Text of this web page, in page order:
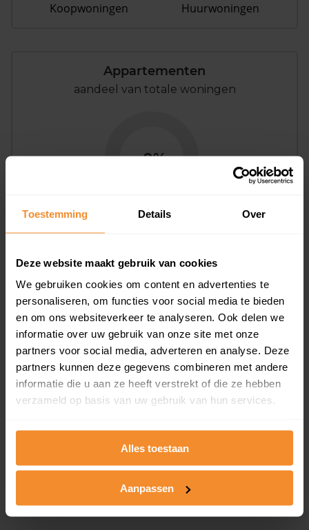
Toestemming Details Over
Deze website maakt gebruik van cookies
We gebruiken cookies om content en advertenties te
personaliseren, om functies voor social media te bieden
en om ons websiteverkeer te analyseren. Ook delen we
informatie over uw gebruik van onze site met onze
partners voor social media, adverteren en analyse. Deze
partners kunnen deze gegevens combineren met andere
informatie die u aan ze heeft verstrekt of die ze hebben
verzameld op basis van uw gebruik van hun services.
Alles toestaan
Aanpassen
Koopwoningen
Huurwoningen
Appartementen
aandeel van totale woningen
0%
Bouwjaar
T/m 1945
0%
1946 - 1980
100%
1981 - 2007
0%